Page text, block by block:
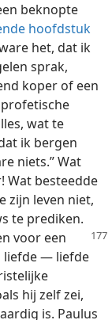
beknopte
hoofdstuk
het, dat ik
sprak,
koper of een
wat te
ik bergen
niets.” Wat
Wat besteedde
zijn leven niet,
te prediken.
voor een
liefde — liefde
hij zelf zei,
is. Paulus